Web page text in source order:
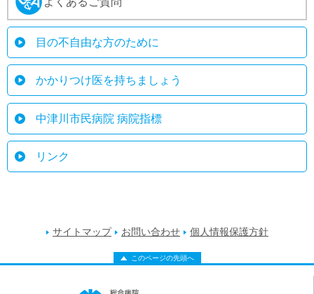
目の不自由な方のために
かかりつけ医を持ちましょう
中津川市民病院 病院指標
リンク
サイトマップ お問い合わせ 個人情報保護方針
このページの先頭へ